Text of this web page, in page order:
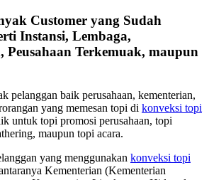
Customer yang Sudah
Instansi, Lembaga,
Peusahaan Terkemuak, maupun
pelanggan baik perusahaan, kementerian,
yang memesan topi di konveksi topi
untuk topi promosi perusahaan, topi
maupun topi acara.
yang menggunakan konveksi topi
Kementerian (Kementerian